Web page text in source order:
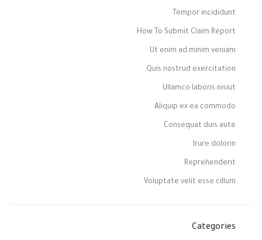
Tempor incididunt
How To Submit Claim Report
Ut enim ad minim veniam
Quis nostrud exercitation
Ullamco laboris nisiut
Aliquip ex ea commodo
Consequat duis aute
Irure dolorin
Reprehenderit
Voluptate velit esse cillum
Categories